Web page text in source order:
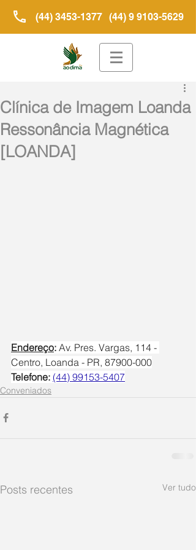
(44) 3453-1377 (44) 9 9103-5629
Clínica de Imagem Loanda
Ressonância Magnética
[LOANDA]
Endereço: Av. Pres. Vargas, 114 -
Centro, Loanda - PR, 87900-000
Telefone: (44) 99153-5407
Conveniados
Posts recentes Ver tudo